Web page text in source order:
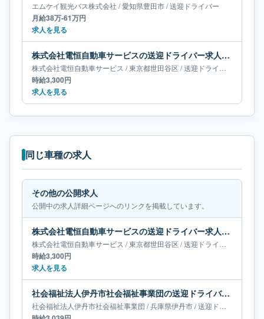
エムケイ観光バス株式会社 /愛知県豊田市/送迎ドライバー
月給38万-61万円
求人を見る
株式会社電恒自動車サービスの送迎ドライバー求人｜東京都世田谷区
株式会社電恒自動車サービス /東京都世田谷区 /送迎ドライバー
時給3,300円
求人を見る
同じ車種の求人
その他の公開求人
公開中の求人詳細ページへのリンクを掲載しています。
株式会社電恒自動車サービスの送迎ドライバー求人｜東京都世田谷区
株式会社電恒自動車サービス /東京都世田谷区 /送迎ドライバー
時給3,300円
求人を見る
社会福祉法人伊丹市社会福祉事業団の送迎ドライバー求人｜兵庫県伊丹市
社会福祉法人伊丹市社会福祉事業団 /兵庫県伊丹市/送迎ドライバー